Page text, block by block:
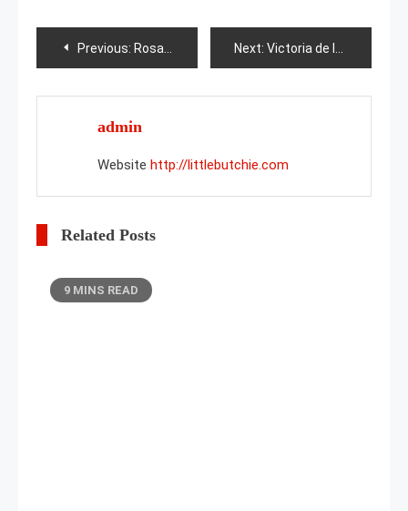
Post
navigation
Previous: Rosa Ramira Next: Victoria de las uvas
admin
Website http://littlebutchie.com
Related Posts
9 MINS READ